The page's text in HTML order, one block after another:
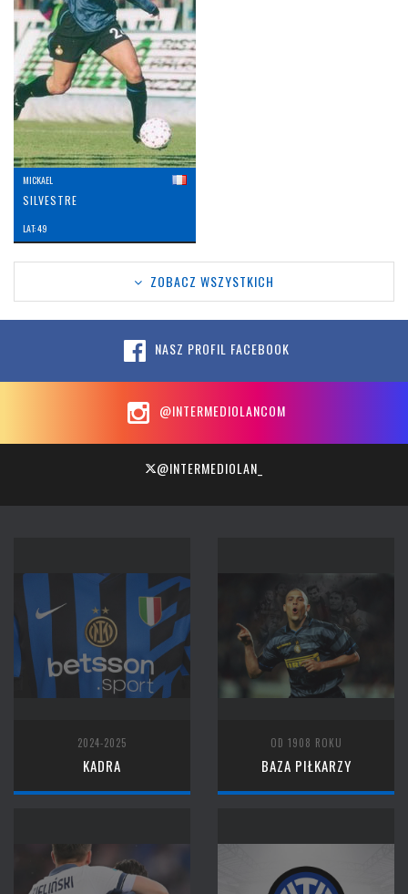
MICKAEL
SILVESTRE
LAT: 49
ZOBACZ WSZYSTKICH
NASZ PROFIL FACEBOOK
@INTERMEDIOLANCOM
@INTERMEDIOLAN_
2024-2025
KADRA
OD 1908 ROKU
BAZA PIŁKARZY